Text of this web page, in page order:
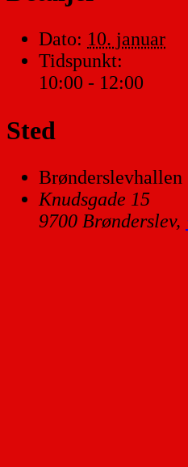
Dato: 10. januar
Tidspunkt:
10:00 - 12:00
Sted
Brønderslevhallen
Knudsgade 15
9700 Brønderslev,